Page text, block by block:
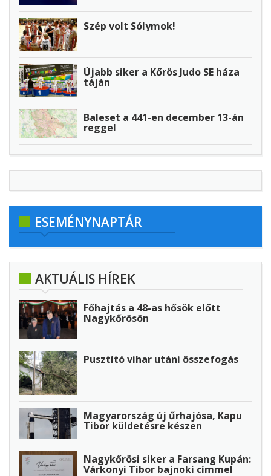
Szép volt Sólymok!
Újabb siker a Kőrös Judo SE háza
táján
Baleset a 441-en december 13-án
reggel
ESEMÉNYNAPTÁR
AKTUÁLIS HÍREK
Főhajtás a 48-as hősök előtt
Nagykőrösön
Pusztító vihar utáni összefogás
Magyarország új űrhajósa, Kapu
Tibor küldetésre készen
Nagykőrösi siker a Farsang Kupán:
Várkonyi Tibor bajnoki címmel